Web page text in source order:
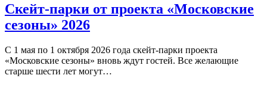
Скейт-парки от проекта «Московские
сезоны» 2026
С 1 мая по 1 октября 2026 года скейт-парки проекта
«Московские сезоны» вновь ждут гостей. Все желающие
старше шести лет могут…